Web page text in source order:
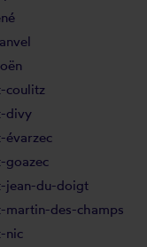
coulitz
divy
évarzec
goazec
jean-du-doigt
martin-des-champs
nic